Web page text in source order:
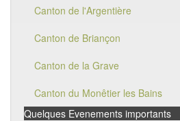
Canton de l'Argentière
Canton de Briançon
Canton de la Grave
Canton du Monêtier les Bains
Quelques Evenements importants